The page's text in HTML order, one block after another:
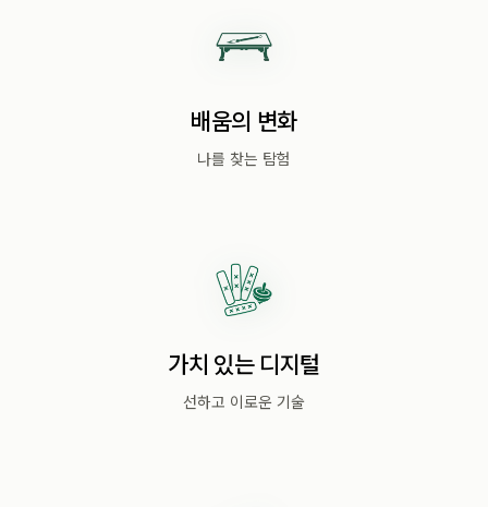
배움의 변화
나를 찾는 탐험
가치 있는 디지털
선하고 이로운 기술